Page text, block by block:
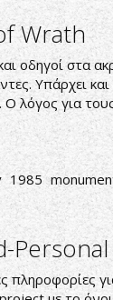
Wrath
οδηγοί στα
Υπάρχει
Ο λόγος για
1985